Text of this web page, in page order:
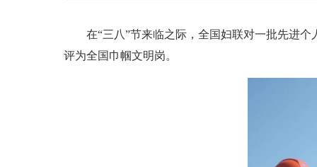
在“三八”节来临之际，全国妇联对一批先进个
评为全国巾帼文明岗。